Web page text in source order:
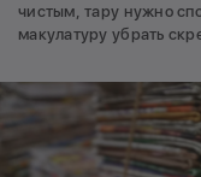
чистым, тару нужно
макулатуру убрать